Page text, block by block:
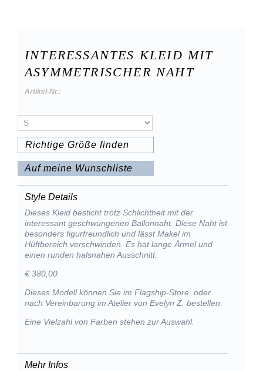
INTERESSANTES KLEID MIT
ASYMMETRISCHER NAHT
Artikel-Nr.:
Richtige Größe finden
Auf meine Wunschliste
Style Details
Dieses Kleid besticht trotz Schlichtheit mit der
interessant geschwungenen Ballonnaht. Diese Naht ist
besonders figurfreundlich und lässt Makel im
Hüftbereich verschwinden. Es hat lange Ärmel und
einen runden halsnahen Ausschnitt.
€ 380,00
Dieses Modell können Sie im Flagship-Store, oder
nach Vereinbarung im Atelier von Evelyn Z. bestellen.
Eine Vielzahl von Farben stehen zur Auswahl.
Mehr Infos